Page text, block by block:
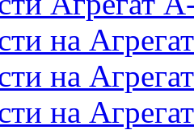
на
на
на